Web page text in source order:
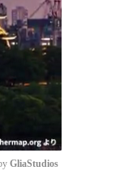
GliaStudios